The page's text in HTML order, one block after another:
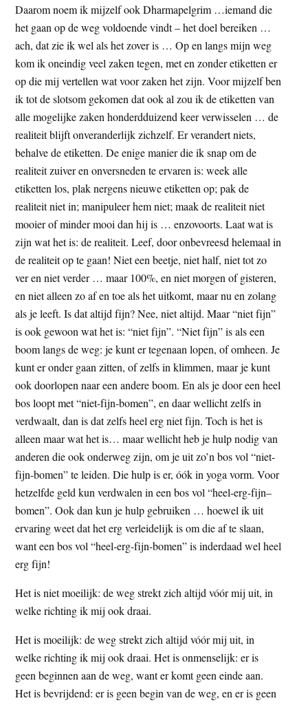
Daarom noem ik mijzelf ook Dharmapelgrim …iemand die
het gaan op de weg voldoende vindt – het doel bereiken …
ach, dat zie ik wel als het zover is … Op en langs mijn weg
kom ik oneindig veel zaken tegen, met en zonder etiketten er
op die mij vertellen wat voor zaken het zijn. Voor mijzelf ben
ik tot de slotsom gekomen dat ook al zou ik de etiketten van
alle mogelijke zaken honderdduizend keer verwisselen … de
realiteit blijft onveranderlijk zichzelf. Er verandert niets,
behalve de etiketten. De enige manier die ik snap om de
realiteit zuiver en onversneden te ervaren is: week alle
etiketten los, plak nergens nieuwe etiketten op; pak de
realiteit niet in; manipuleer hem niet; maak de realiteit niet
mooier of minder mooi dan hij is … enzovoorts. Laat wat is
zijn wat het is: de realiteit. Leef, door onbevreesd helemaal in
de realiteit op te gaan! Niet een beetje, niet half, niet tot zo
ver en niet verder … maar 100%, en niet morgen of gisteren,
en niet alleen zo af en toe als het uitkomt, maar nu en zolang
als je leeft. Is dat altijd fijn? Nee, niet altijd. Maar “niet fijn”
is ook gewoon wat het is: “niet fijn”. “Niet fijn” is als een
boom langs de weg: je kunt er tegenaan lopen, of omheen. Je
kunt er onder gaan zitten, of zelfs in klimmen, maar je kunt
ook doorlopen naar een andere boom. En als je door een heel
bos loopt met “niet-fijn-bomen”, en daar wellicht zelfs in
verdwaalt, dan is dat zelfs heel erg niet fijn. Toch is het is
alleen maar wat het is… maar wellicht heb je hulp nodig van
anderen die ook onderweg zijn, om je uit zo’n bos vol “niet-
fijn-bomen” te leiden. Die hulp is er, óók in yoga vorm. Voor
hetzelfde geld kun verdwalen in een bos vol “heel-erg-fijn–
bomen”. Ook dan kun je hulp gebruiken … hoewel ik uit
ervaring weet dat het erg verleidelijk is om die af te slaan,
want een bos vol “heel-erg-fijn-bomen” is inderdaad wel heel
erg fijn!
Het is niet moeilijk: de weg strekt zich altijd vóór mij uit, in
welke richting ik mij ook draai.
Het is moeilijk: de weg strekt zich altijd vóór mij uit, in
welke richting ik mij ook draai. Het is onmenselijk: er is
geen beginnen aan de weg, want er komt geen einde aan.
Het is bevrijdend: er is geen begin van de weg, en er is geen